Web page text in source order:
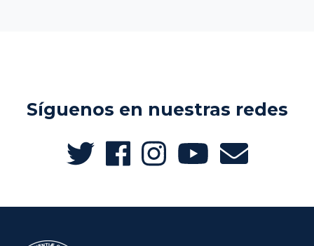
Síguenos en nuestras redes